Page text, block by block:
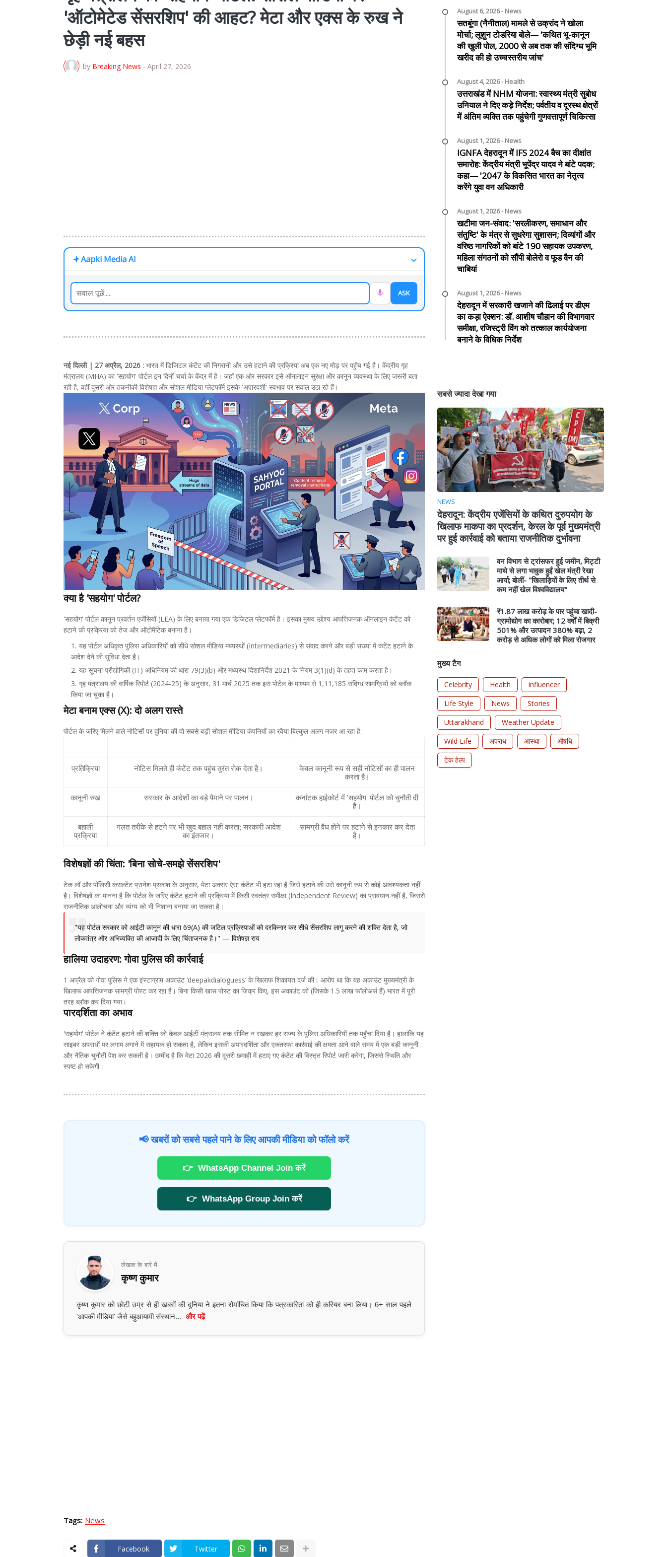
'ऑटोमेटेड सेंसरशिप' की आहट? मेटा और एक्स के रुख ने
छेड़ी नई बहस
by Breaking News - April 27, 2026
Aapki Media AI
ASK
नई दिल्ली | 27 अप्रैल, 2026 :भारत में डिजिटल कंटेंट की निगरानी और उसे हटाने की प्रक्रिया अब एक नए मोड़ पर पहुँच गई है। केंद्रीय गृह
मंत्रालय (MHA) का 'सहयोग' पोर्टल इन दिनों चर्चा के केंद्र में है। जहाँ एक ओर सरकार इसे ऑनलाइन सुरक्षा और कानून व्यवस्था के लिए जरूरी बता
रही है, वहीं दूसरी ओर तकनीकी विशेषज्ञ और सोशल मीडिया प्लेटफॉर्म इसके 'अपारदर्शी' स्वभाव पर सवाल उठा रहे हैं।
क्या है 'सहयोग' पोर्टल?
'सहयोग' पोर्टल कानून प्रवर्तन एजेंसियों (LEA) के लिए बनाया गया एक डिजिटल प्लेटफॉर्म है। इसका मुख्य उद्देश्य आपत्तिजनक ऑनलाइन कंटेंट को
हटाने की प्रक्रिया को तेज और ऑटोमैटिक बनाना है।
यह पोर्टल अधिकृत पुलिस अधिकारियों को सीधे सोशल मीडिया मध्यस्थों (Intermediaries) से संवाद करने और बड़ी संख्या में कंटेंट हटाने के
आदेश देने की सुविधा देता है।
यह सूचना प्रौद्योगिकी (IT) अधिनियम की धारा 79(3)(b) और मध्यस्थ दिशानिर्देश 2021 के नियम 3(1)(d) के तहत काम करता है।
गृह मंत्रालय की वार्षिक रिपोर्ट (2024-25) के अनुसार, 31 मार्च 2025 तक इस पोर्टल के माध्यम से 1,11,185 संदिग्ध सामग्रियों को ब्लॉक
किया जा चुका है।
मेटा बनाम एक्स (X): दो अलग रास्ते
पोर्टल के जरिए मिलने वाले नोटिसों पर दुनिया की दो सबसे बड़ी सोशल मीडिया कंपनियों का रवैया बिल्कुल अलग नजर आ रहा है:
प्रतिक्रिया नोटिस मिलते ही कंटेंट तक पहुंच तुरंत रोक देता है।
केवल कानूनी रूप से सही नोटिसों का ही पालन
करता है।
कानूनी रुख सरकार के आदेशों का बड़े पैमाने पर पालन।
कर्नाटक हाईकोर्ट में 'सहयोग' पोर्टल को चुनौती दी
है।
बहाली
प्रक्रिया
गलत तरीके से हटने पर भी खुद बहाल नहीं करता; सरकारी आदेश
का इंतजार।
सामग्री वैध होने पर हटाने से इनकार कर देता
है।
विशेषज्ञों की चिंता: 'बिना सोचे-समझे सेंसरशिप'
टेक लॉ और पॉलिसी कंसल्टेंट प्रानेश प्रकाश के अनुसार, मेटा अक्सर ऐसा कंटेंट भी हटा रहा है जिसे हटाने की उसे कानूनी रूप से कोई आवश्यकता नहीं
है। विशेषज्ञों का मानना है कि पोर्टल के जरिए कंटेंट हटाने की प्रक्रिया में किसी स्वतंत्र समीक्षा (Independent Review) का प्रावधान नहीं है, जिससे
राजनीतिक आलोचना और व्यंग्य को भी निशाना बनाया जा सकता है।
"यह पोर्टल सरकार को आईटी कानून की धारा 69(A) की जटिल प्रक्रियाओं को दरकिनार कर सीधे सेंसरशिप लागू करने की शक्ति देता है, जो
लोकतंत्र और अभिव्यक्ति की आजादी के लिए चिंताजनक है।" — विशेषज्ञ राय
हालिया उदाहरण: गोवा पुलिस की कार्रवाई
1 अप्रैल को गोवा पुलिस ने एक इंस्टाग्राम अकाउंट ‘deepakdialoguess’ के खिलाफ शिकायत दर्ज की। आरोप था कि यह अकाउंट मुख्यमंत्री के
खिलाफ आपत्तिजनक सामग्री पोस्ट कर रहा है। बिना किसी खास पोस्ट का जिक्र किए, इस अकाउंट को (जिसके 1.5 लाख फॉलोअर्स हैं) भारत में पूरी
तरह ब्लॉक कर दिया गया।
पारदर्शिता का अभाव
'सहयोग' पोर्टल ने कंटेंट हटाने की शक्ति को केवल आईटी मंत्रालय तक सीमित न रखकर हर राज्य के पुलिस अधिकारियों तक पहुँचा दिया है। हालांकि यह
साइबर अपराधों पर लगाम लगाने में सहायक हो सकता है, लेकिन इसकी अपारदर्शिता और एकतरफा कार्रवाई की क्षमता आने वाले समय में एक बड़ी कानूनी
और नैतिक चुनौती पेश कर सकती है। उम्मीद है कि मेटा 2026 की दूसरी छमाही में हटाए गए कंटेंट की विस्तृत रिपोर्ट जारी करेगा, जिससे स्थिति और
स्पष्ट हो सकेगी।
📢 खबरों को सबसे पहले पाने के लिए आपकी मीडिया को फॉलो करें
👉 WhatsApp Channel Join करें
👉 WhatsApp Group Join करें
लेखक के बारे में
कृष्ण कुमार
कृष्ण कुमार को छोटी उम्र से ही खबरों की दुनिया ने इतना रोमांचित किया कि पत्रकारिता को ही करियर बना लिया। 6+ साल पहले
'आपकी मीडिया' जैसे बहुआयामी संस्थान... और पढ़ें
Tags: News
Facebook Twitter
August 6, 2026 - News
सतबूंगा (नैनीताल) मामले से उक्रांद ने खोला
मोर्चा; लूशुन टोडरिया बोले— 'कथित भू-कानून
की खुली पोल, 2000 से अब तक की संदिग्ध भूमि
खरीद की हो उच्चस्तरीय जांच'
August 4, 2026 - Health
उत्तराखंड में NHM योजना: स्वास्थ्य मंत्री सुबोध
उनियाल ने दिए कड़े निर्देश; पर्वतीय व दूरस्थ क्षेत्रों
में अंतिम व्यक्ति तक पहुंचेगी गुणवत्तापूर्ण चिकित्सा
August 1, 2026 - News
IGNFA देहरादून में IFS 2024 बैच का दीक्षांत
समारोह: केंद्रीय मंत्री भूपेंद्र यादव ने बांटे पदक;
कहा— '2047 के विकसित भारत का नेतृत्व
करेंगे युवा वन अधिकारी
August 1, 2026 - News
खटीमा जन-संवाद: 'सरलीकरण, समाधान और
संतुष्टि' के मंत्र से सुधरेगा सुशासन; दिव्यांगों और
वरिष्ठ नागरिकों को बांटे 190 सहायक उपकरण,
महिला संगठनों को सौंपी बोलेरो व फूड वैन की
चाबियां
August 1, 2026 - News
देहरादून में सरकारी खजाने की ढिलाई पर डीएम
का कड़ा ऐक्शन: डॉ. आशीष चौहान की विभागवार
समीक्षा, रजिस्ट्री विंग को तत्काल कार्ययोजना
बनाने के विधिक निर्देश
सबसे ज्यादा देखा गया
NEWS
देहरादून: केंद्रीय एजेंसियों के कथित दुरुपयोग के
खिलाफ माकपा का प्रदर्शन, केरल के पूर्व मुख्यमंत्री
पर हुई कार्रवाई को बताया राजनीतिक दुर्भावना
वन विभाग से ट्रांसफर हुई जमीन, मिट्टी
माथे से लगा भावुक हुईं खेल मंत्री रेखा
आर्या; बोलीं- "खिलाड़ियों के लिए तीर्थ से
कम नहीं खेल विश्वविद्यालय"
₹1.87 लाख करोड़ के पार पहुंचा खादी-
ग्रामोद्योग का कारोबार; 12 वर्षों में बिक्री
501% और उत्पादन 380% बढ़ा, 2
करोड़ से अधिक लोगों को मिला रोजगार
मुख्य टैग
Celebrity Health
influencer
Life Style
News
Stories
Uttarakhand
Weather Update
Wild Life
अपराध आस्था
औषधि
टेक हेल्प